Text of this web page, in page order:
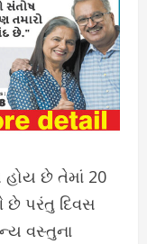
છે તેમાં 20
પરંતુ દિવસ
વસ્તુના